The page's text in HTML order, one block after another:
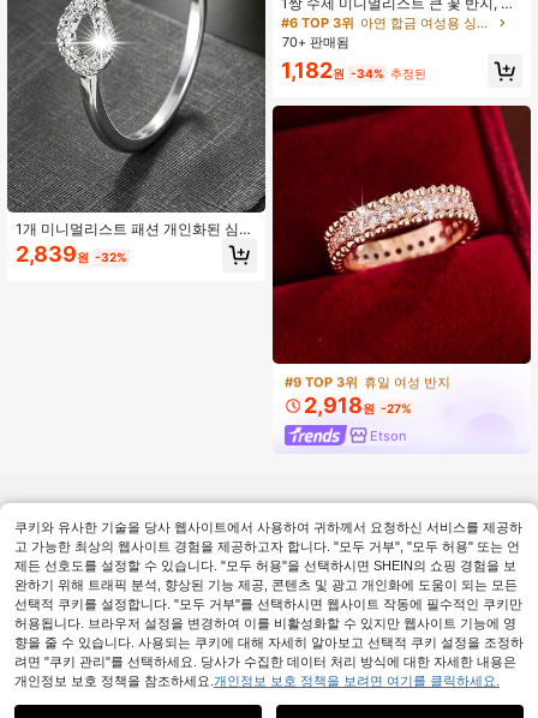
1개 미니멀리스트 패션 개인화된 심볼
라인스톤 인레이 링, 정교한 럭셔리 스
타일, 다용도 출퇴근 액세서리
2,839원 -32%
티 주얼리 선물, 여성을 위한 저자극성
#6 TOP 3위
아연 합금 여성용 싱글 반지
70+ 판매됨
1,182원 -34% 추정된
휴일 여성 반지
높은 재방문 고객
#9 TOP 3위 휴일 여성 반지
높은 재방문 고객
#9 TOP 3위 휴일 여성 반지
높은 재방문 고객
#9 TOP 3위 휴일 여성 반지
높은 재방문 고객
2,918원 -27%
Etson
쿠키와 유사한 기술을 당사 웹사이트에서 사용하여 귀하께서 요청하신 서비스를 제공하
고 가능한 최상의 웹사이트 경험을 제공하고자 합니다. "모두 거부", "모두 허용" 또는 언
제든 선호도를 설정할 수 있습니다. "모두 허용"을 선택하시면 SHEIN의 쇼핑 경험을 보
완하기 위해 트래픽 분석, 향상된 기능 제공, 콘텐츠 및 광고 개인화에 도움이 되는 모든
선택적 쿠키를 설정합니다. "모두 거부"를 선택하시면 웹사이트 작동에 필수적인 쿠키만
허용됩니다. 브라우저 설정을 변경하여 이를 비활성화할 수 있지만 웹사이트 기능에 영
향을 줄 수 있습니다. 사용되는 쿠키에 대해 자세히 알아보고 선택적 쿠키 설정을 조정하
려면 "쿠키 관리"를 선택하세요. 당사가 수집한 데이터 처리 방식에 대한 자세한 내용은
개인정보 보호 정책을 참조하세요. 개인정보 보호 정책을 보려면 여기를 클릭하세요.